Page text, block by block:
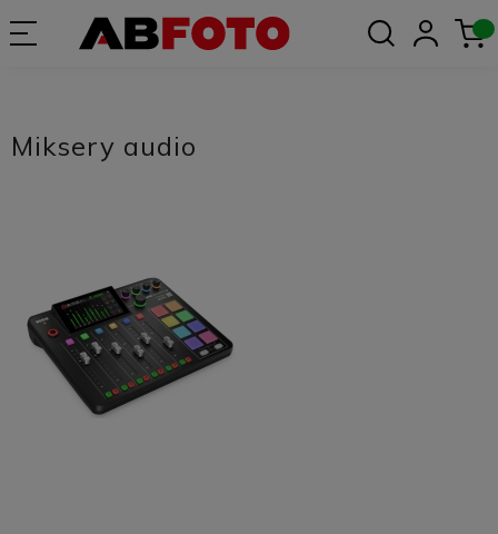
Miksery audio